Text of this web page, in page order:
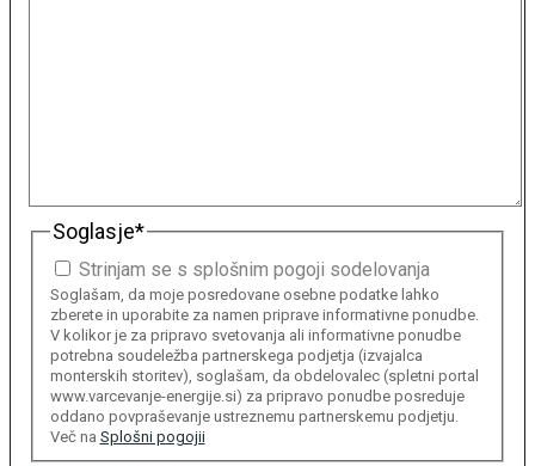
Soglasje*
Strinjam se s splošnim pogoji sodelovanja
Soglašam, da moje posredovane osebne podatke lahko
zberete in uporabite za namen priprave informativne ponudbe.
V kolikor je za pripravo svetovanja ali informativne ponudbe
potrebna soudeležba partnerskega podjetja (izvajalca
monterskih storitev), soglašam, da obdelovalec (spletni portal
www.varcevanje-energije.si) za pripravo ponudbe posreduje
oddano povpraševanje ustreznemu partnerskemu podjetju.
Več na Splošni pogojii